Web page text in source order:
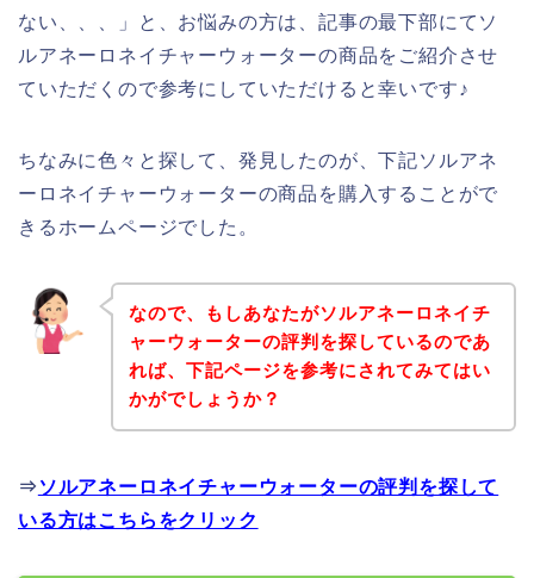
ない、、、」と、お悩みの方は、記事の最下部にてソ
ルアネーロネイチャーウォーターの商品をご紹介させ
ていただくので参考にしていただけると幸いです♪
ちなみに色々と探して、発見したのが、下記ソルアネ
ーロネイチャーウォーターの商品を購入することがで
きるホームページでした。
なので、もしあなたがソルアネーロネイチ
ャーウォーターの評判を探しているのであ
れば、下記ページを参考にされてみてはい
かがでしょうか？
⇒ ソルアネーロネイチャーウォーターの評判を探して
いる方はこちらをクリック